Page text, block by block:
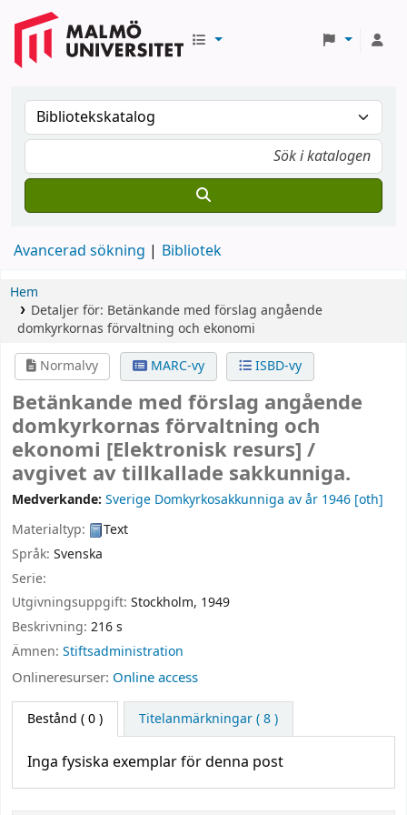
Avancerad sökning Bibliotek
Hem
Detaljer för: Betänkande med förslag angående
domkyrkornas förvaltning och ekonomi
Normalvy
MARC-vy ISBD-vy
Betänkande med förslag angående
domkyrkornas förvaltning och
ekonomi [Elektronisk resurs] /
avgivet av tillkallade sakkunniga.
Medverkande: Sverige Domkyrkosakkunniga av år 1946 [oth]
Materialtyp:
Text
Språk: Svenska
Serie:
Utgivningsuppgift: Stockholm, 1949
Beskrivning: 216 s
Ämnen: Stiftsadministration
Onlineresurser: Online access
Bestånd ( 0 ) Titelanmärkningar ( 8 )
Inga fysiska exemplar för denna post